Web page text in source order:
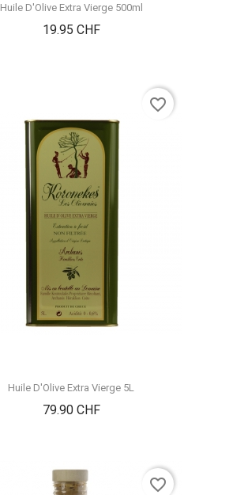
Huile D'Olive Extra Vierge 500ml
19.95 CHFPrix
Huile D'Olive Extra Vierge 5L
79.90 CHFPrix
favorite_border
favorite_border